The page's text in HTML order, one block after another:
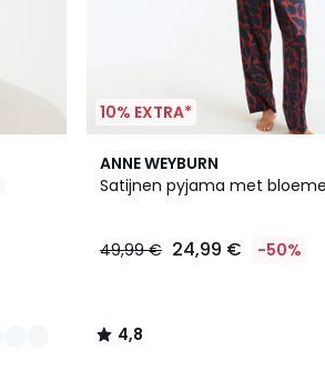
10% EXTRA*
ANNE WEYBURN
Satijnen pyjama met
49,99 € 24,99 € -50%
4,8
/ 5
4,8
/